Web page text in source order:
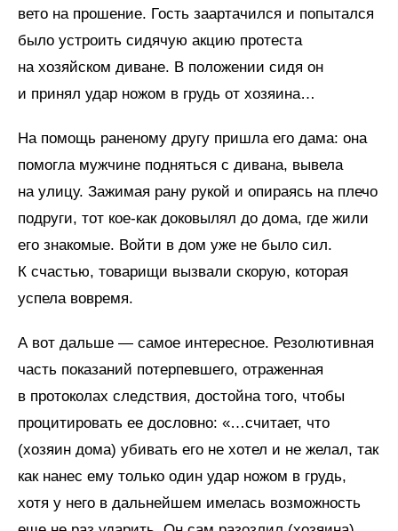
вето на прошение. Гость заартачился и попытался
было устроить сидячую акцию протеста
на хозяйском диване. В положении сидя он
и принял удар ножом в грудь от хозяина…
На помощь раненому другу пришла его дама: она
помогла мужчине подняться с дивана, вывела
на улицу. Зажимая рану рукой и опираясь на плечо
подруги, тот кое-как доковылял до дома, где жили
его знакомые. Войти в дом уже не было сил.
К счастью, товарищи вызвали скорую, которая
успела вовремя.
А вот дальше — самое интересное. Резолютивная
часть показаний потерпевшего, отраженная
в протоколах следствия, достойна того, чтобы
процитировать ее дословно: «…считает, что
(хозяин дома) убивать его не хотел и не желал, так
как нанес ему только один удар ножом в грудь,
хотя у него в дальнейшем имелась возможность